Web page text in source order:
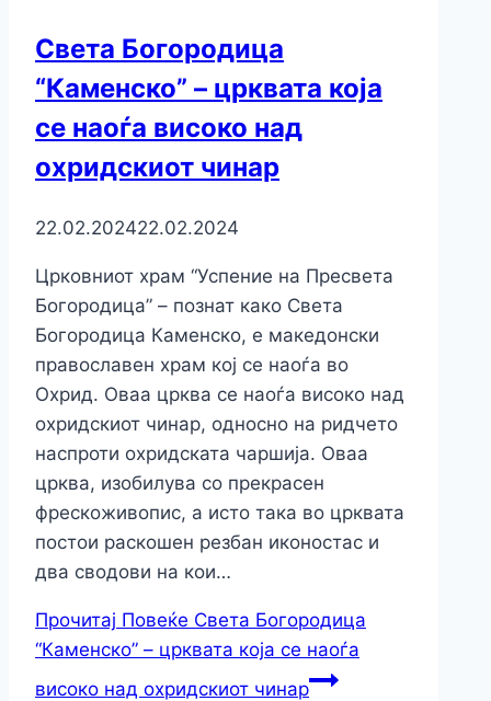
Света Богородица
“Каменско” – црквата која
се наоѓа високо над
охридскиот чинар
22.02.202422.02.2024
Црковниот храм “Успение на Пресвета
Богородица” – познат како Света
Богородица Каменско, е македонски
православен храм кој се наоѓа во
Охрид. Оваа црква се наоѓа високо над
охридскиот чинар, односно на ридчето
наспроти охридската чаршија. Оваа
црква, изобилува со прекрасен
фрескоживопис, а исто така во црквата
постои раскошен резбан иконостас и
два сводови на кои…
Прочитај Повеќе Света Богородица
“Каменско” – црквата која се наоѓа
високо над охридскиот чинар